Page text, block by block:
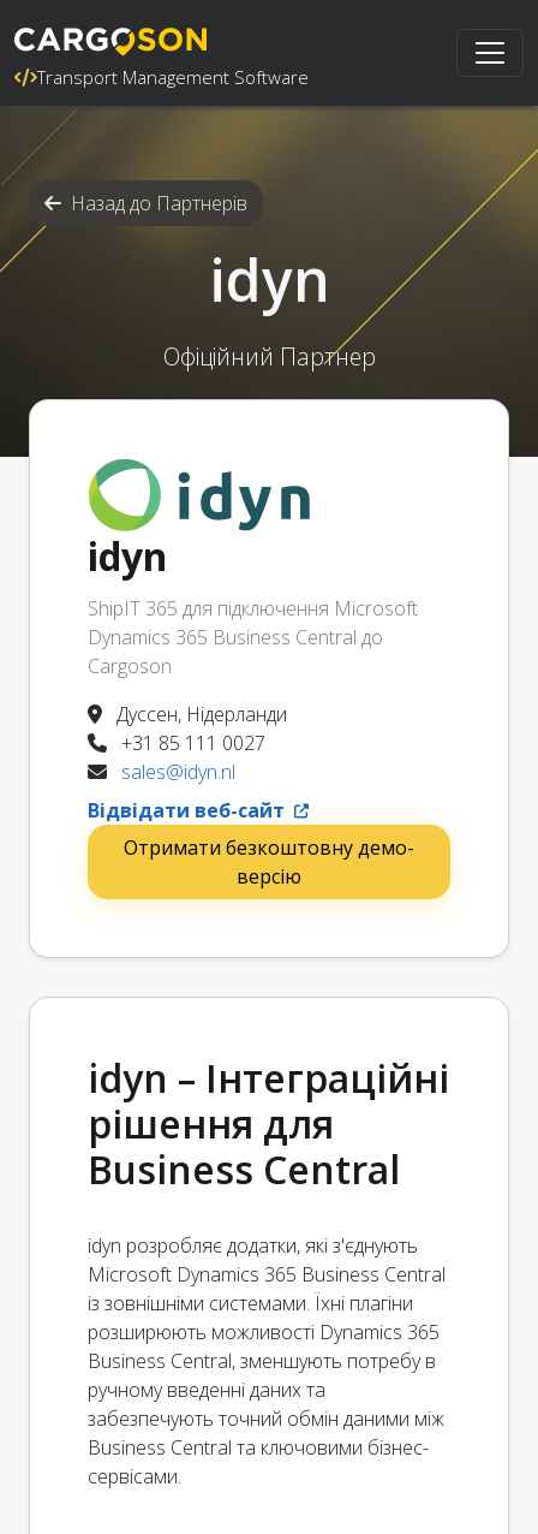
Transport Management Software
Назад до Партнерів
idyn
Офіційний Партнер
idyn
ShipIT 365 для підключення Microsoft
Dynamics 365 Business Central до
Cargoson
Дуссен, Нідерланди
+31 85 111 0027
sales@idyn.nl
Відвідати веб-сайт
Отримати безкоштовну демо-
версію
idyn – Інтеграційні
рішення для
Business Central
idyn розробляє додатки, які з'єднують
Microsoft Dynamics 365 Business Central
із зовнішніми системами. Їхні плагіни
розширюють можливості Dynamics 365
Business Central, зменшують потребу в
ручному введенні даних та
забезпечують точний обмін даними між
Business Central та ключовими бізнес-
сервісами.